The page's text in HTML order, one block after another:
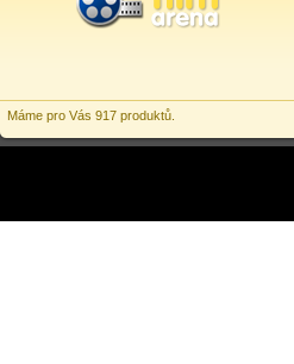
Máme pro Vás 917 produktů.